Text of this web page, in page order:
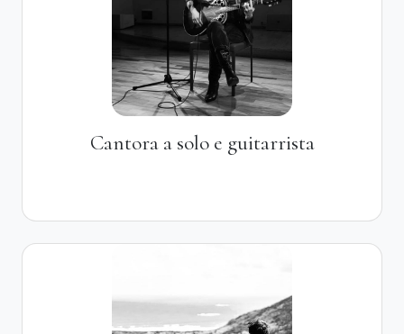
Cantora a solo e guitarrista